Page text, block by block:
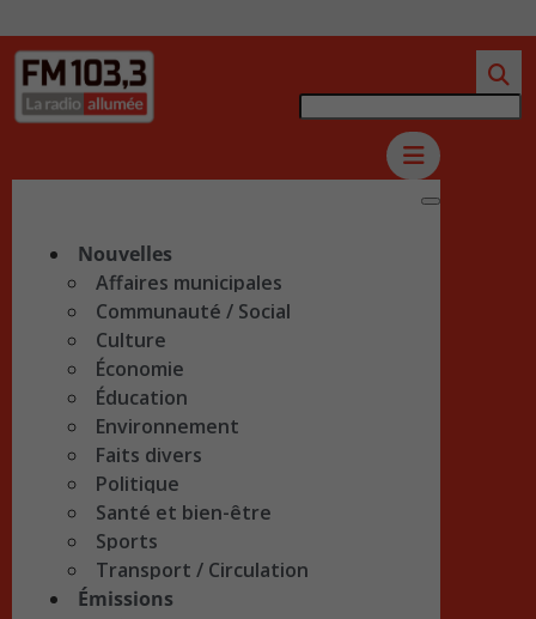
Nouvelles
Affaires municipales
Communauté / Social
Culture
Économie
Éducation
Environnement
Faits divers
Politique
Santé et bien-être
Sports
Transport / Circulation
Émissions